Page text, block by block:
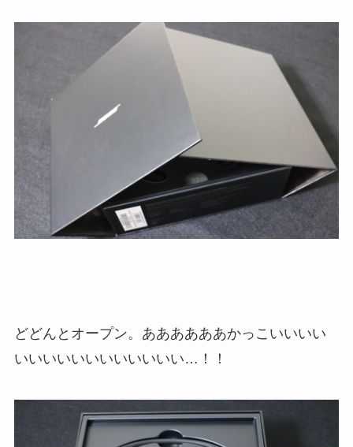
どどんとオープン。ああああああかっこいいいい
いいいいいいいいいいいい…！！